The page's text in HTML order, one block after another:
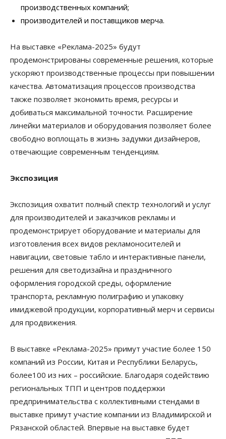
производственных компаний;
производителей и поставщиков мерча.
На выставке «Реклама-2025» будут
продемонстрированы современные решения, которые
ускоряют производственные процессы при повышении
качества. Автоматизация процессов производства
также позволяет экономить время, ресурсы и
добиваться максимальной точности. Расширение
линейки материалов и оборудования позволяет более
свободно воплощать в жизнь задумки дизайнеров,
отвечающие современным тенденциям.
Экспозиция
Экспозиция охватит полный спектр технологий и услуг
для производителей и заказчиков рекламы и
продемонстрирует оборудование и материалы для
изготовления всех видов рекламоносителей и
навигации, световые табло и интерактивные панели,
решения для светодизайна и праздничного
оформления городской среды, оформление
транспорта, рекламную полиграфию и упаковку
имиджевой продукции, корпоративный мерч и сервисы
для продвижения.
В выставке «Реклама-2025» примут участие более 150
компаний из России, Китая и Республики Беларусь,
более100 из них – российские. Благодаря содействию
региональных ТПП и центров поддержки
предпринимательства с коллективными стендами в
выставке примут участие компании из Владимирской и
Рязанской областей. Впервые на выставке будет